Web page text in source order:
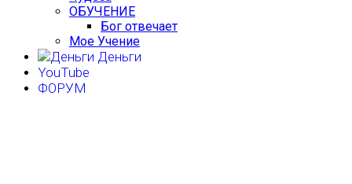
ОБУЧЕНИЕ
Бог отвечает
Мое Учение
Деньги
YouTube
ФОРУМ